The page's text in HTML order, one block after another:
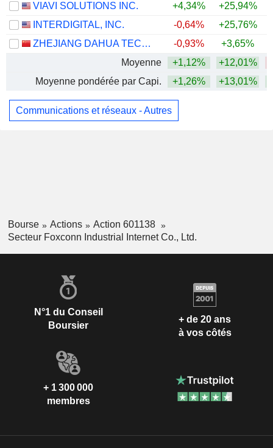
VIAVI SOLUTIONS INC.
+4,34% +25,94%
INTERDIGITAL, INC.
-0,64% +25,76%
ZHEJIANG DAHUA TECHNOLOGY CO., LTD.
-0,93% +3,65%
Moyenne
+1,12% +12,01%
Moyenne pondérée par Capi.
+1,26% +13,01%
Communications et réseaux - Autres
Bourse Actions
Action 601138
Secteur Foxconn Industrial Internet Co., Ltd.
N°1 du Conseil
Boursier
+ de 20 ans
à vos côtés
+ 1 300 000
membres